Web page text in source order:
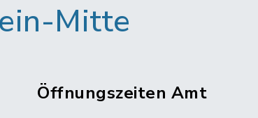
Mitte
Öffnungszeiten Amt